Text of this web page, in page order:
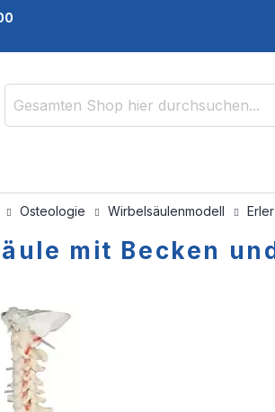
Osteologie Wirbelsäulenmodell
mit Becken